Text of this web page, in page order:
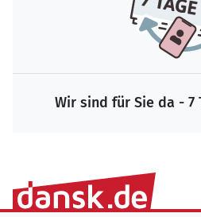
Wir sind für Sie da - 7